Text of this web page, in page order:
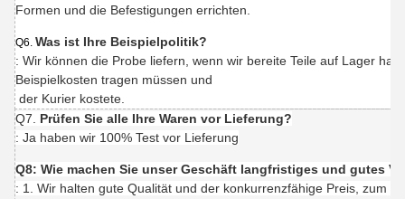
Formen und die Befestigungen errichten.
Q6. Was ist Ihre Beispielpolitik?
: Wir können die Probe liefern, wenn wir bereite Teile auf Lager
Beispielkosten tragen müssen und
der Kurier kostete.
Q7. Prüfen Sie alle Ihre Waren vor Lieferung?
: Ja haben wir 100% Test vor Lieferung
Q8: Wie machen Sie unser Geschäft langfristiges und gutes
: 1. Wir halten gute Qualität und der konkurrenzfähige Preis, zum